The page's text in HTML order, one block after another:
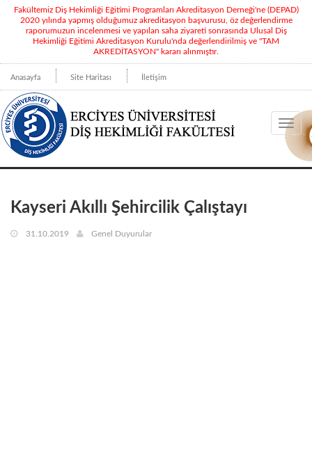
Fakültemiz Diş Hekimliği Eğitimi Programları Akreditasyon Derneği'ne (DEPAD)
2020 yılında yapmış olduğumuz akreditasyon başvurusu, öz değerlendirme
raporumuzun incelenmesi ve yapılan saha ziyareti sonrasında Ulusal Diş
Hekimliği Eğitimi Akreditasyon Kurulu'nda değerlendirilmiş ve "TAM
AKREDİTASYON" kararı alınmıştır.
Anasayfa Site Haritası İletişim
Kayseri Akıllı Şehircilik Çalıştayı
31.10.2019 Genel Duyurular